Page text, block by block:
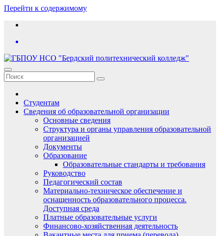
Перейти к содержимому
Студентам
Сведения об образовательной организации
Основные сведения
Структура и органы управления образовательной
организацией
Документы
Образование
Образовательные стандарты и требования
Руководство
Педагогический состав
Материально-техническое обеспечение и
оснащенность образовательного процесса.
Доступная среда
Платные образовательные услуги
Финансово-хозяйственная деятельность